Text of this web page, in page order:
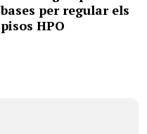
bases per regular els
pisos HPO